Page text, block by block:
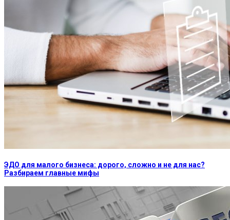
ЭДО для малого бизнеса: дорого, сложно и не для нас?
Разбираем главные мифы